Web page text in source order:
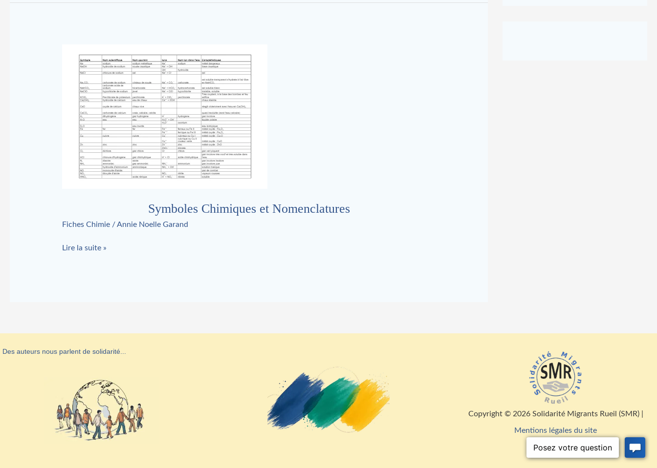
Symboles Chimiques et Nomenclatures
Fiches Chimie/Annie Noelle Garand
Chimiques
Nomenclatures
Lire la suite »
Des auteurs nous parlent de solidarité...
Copyright © 2026 Solidarité Migrants Rueil (SMR) |
Mentions légales du site